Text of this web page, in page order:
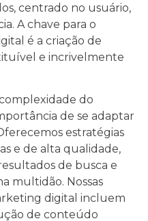
centrado no usuário,
A chave para o
é a criação de
e incrivelmente
do
de se adaptar
estratégias
e de alta qualidade,
de busca e
multidão. Nossas
digital incluem
de conteúdo